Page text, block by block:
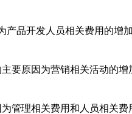
产品开发人员相关费用的增
要原因为营销相关活动的增
为管理相关费用和人员相关